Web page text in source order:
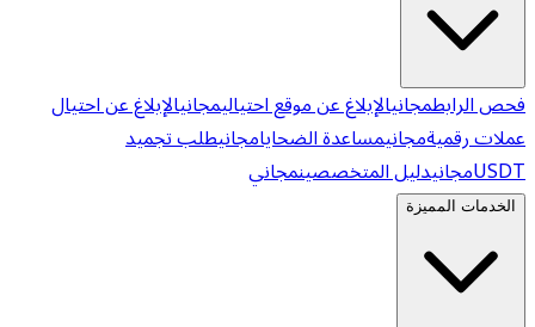
فحص الرابطمجانيالإبلاغ عن موقع احتياليمجانيالإبلاغ عن احتيال
عملات رقميةمجانيمساعدة الضحايامجانيطلب تجميد
USDTمجانيدليل المتخصصينمجاني
الخدمات المميزة